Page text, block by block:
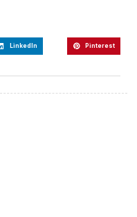
LinkedIn Pinterest